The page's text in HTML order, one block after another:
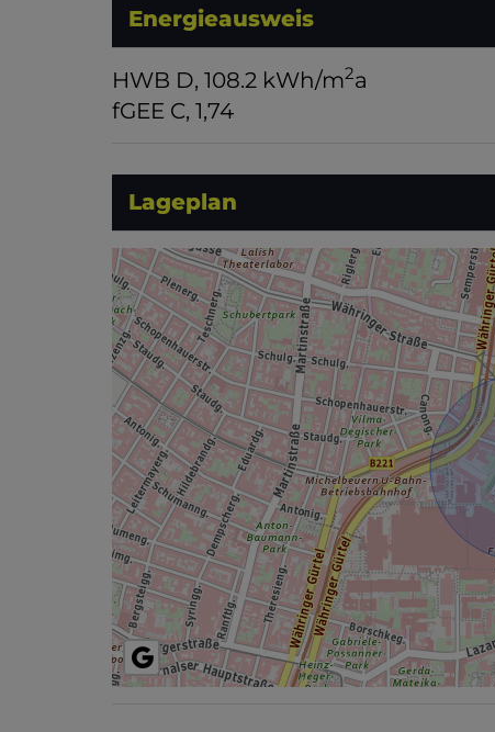
Energieausweis
HWB D, 108.2 kWh/m2a
fGEE C, 1,74
Lageplan